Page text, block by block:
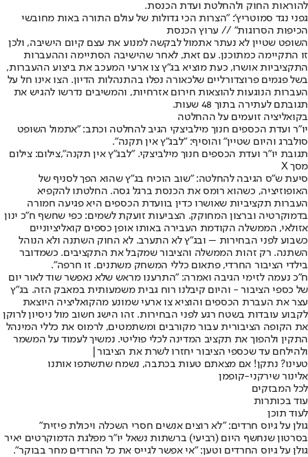
להוראות החוק ולהחלטת ועדת הכנסת.
גפני נגד סמוטריץ': "הצרות הכי גדולות של עולם התורה באות מחובשי
הכיפות הסרוגות" // ערוץ הכנסת
השופט שטיין לא נעתר אתמול לבקשה למנוע את עצם קיום הישיבה, ולכן
זו התקיימה כמתוכנן. עם זאת, לאחר שהישיבה הסתיימה וההעברות
התקציביות אושרו, כעת מוציא בג”ץ צו ארעי המעכב את ביצוע ההעברות,
בשל פגמים פרוצדורליים שלכאורה נפלו בהתנהלות הדיון. הצו אינו חל על
העברות הנוגעות להוצאות חירום אזרחיות, והמשיבים נדרשו להגיש את
תגובתם לעתירה בתוך 48 שעות.
בקואליציה זועמים על ההחלטה
יו"ר ועדת הכספים חנוך מילביצקי הגיב להחלטה וכתב: "אתמול השופט
סולברג והיום שטיין" והוסיף: "לבג"ץ אין תקנה".
תגובת יו"ר ועדת הכספים חנוך מילביצקי. "לבג"ץ אין תקנה",צילום: צילום
מסך X
סיעת ש״ס הגיבה להחלטה: "שוב הוכיח בג״ץ שהוא הפך לסניף של
האופוזיציה, כשהוא רומס את הכנסת ברגל גסה. החלטתו להקפיא
העברות תקציביות שאושרו כדין בוועדת הכספים היא פגיעה חמורה
בדמוקרטיה וברצון המחוקק. הצביעות זועקת לשמים: כפי שחשף ח״כ ינון
אזולאי, הממשלה הקודמת העבירה באותו אופן כספים קואליציוניים
כשבוע לפני הבחירות – ובג״ץ לא התערב. לא החוק השתנה ולא הנוהל
השתנה. רק זהות הממשלה והציבור שמקבל את התקציבים. כשמדובר
בילדי הציבור החרדי, פתאום כללי המשחק משתנים. זו חרפה".
ח"כ נעמה לזימי הגיבה ואמרה: "התרענו מראש שלא נאפשר שוד לאור יום
של כספי הציבור - והיום קיבלנו רוח גבית משמעותית במאבק הזה. בג"ץ
עצר את העברת הכספים והוציא צו ארעי שמונע מהקואליציה היוצאת
לקבוע עובדות בשטח רגע לפני הבחירות. זהו הישג חשוב מול ניסיון לרוקן
את הקופה הציבורית עבור מקורבים ומשתמטים, לרמוס את כללי המינהל
התקין ולהפוך את תקציב המדינה לכלי פוליטי. נמשיך לעמוד על המשמר
ולהילחם עד שכספי הציבור יחזרו לשרת את הציבור|
טעינו? נתקן! אם מצאתם טעות בכתבה, נשמח שתשתפו אותנו
אלינור שירקני-קופמן
לכל המבזקים
עוד בכותרות
לעוד תוכן
גולן על גיוס חרדים: "לא רוצים אנשים חסרי השכלה ויכולת פיזית"
בסרטון שנחשף היום (רביעי) ברשתות נשאל יו"ר מפלגת הדמוקרטים יאיר
גולן על גיוס החרדים וטען: "אי אפשר לגייס את כל החרדים מחר בבוקר".